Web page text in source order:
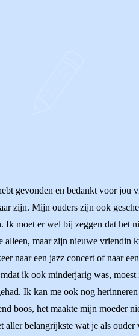
gevonden en bedankt voor jou
zijn. Mijn ouders zijn ook
Ik moet er wel bij zeggen dat het
alleen, maar zijn nieuwe
naar een jazz concert of naar
ik ook minderjarig was,
Ik kan me ook nog
boos, het maakte mijn moeder
aller belangrijkste wat je als